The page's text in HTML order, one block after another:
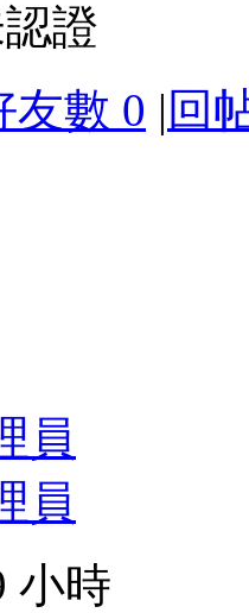
證
友數 0 | 回
員
員
小時